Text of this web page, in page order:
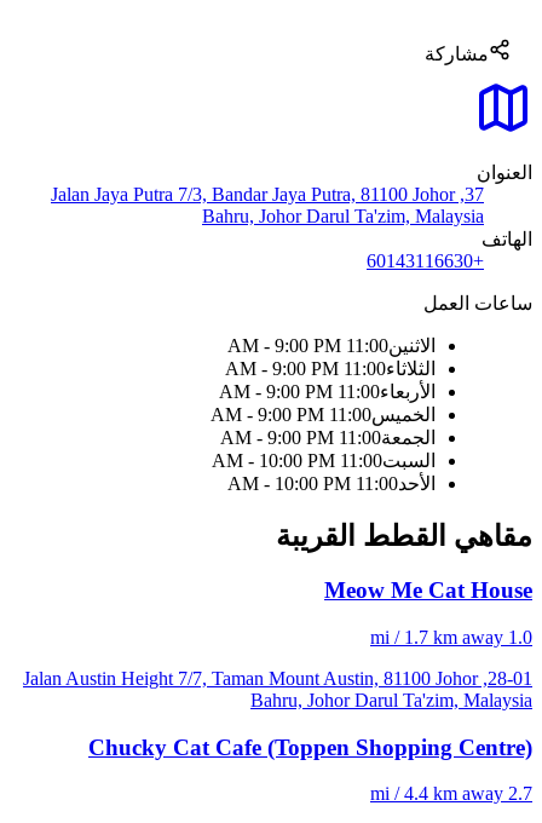
مشاركة
العنوان
37, Jalan Jaya Putra 7/3, Bandar Jaya Putra, 81100 Johor
Bahru, Johor Darul Ta'zim, Malaysia
الهاتف
+60143116630
ساعات العمل
الاثنين11:00 AM - 9:00 PM
الثلاثاء11:00 AM - 9:00 PM
الأربعاء11:00 AM - 9:00 PM
الخميس11:00 AM - 9:00 PM
الجمعة11:00 AM - 9:00 PM
السبت11:00 AM - 10:00 PM
الأحد11:00 AM - 10:00 PM
مقاهي القطط القريبة
Meow Me Cat House
1.0 mi / 1.7 km away
28-01, Jalan Austin Height 7/7, Taman Mount Austin, 81100 Johor
Bahru, Johor Darul Ta'zim, Malaysia
Chucky Cat Cafe (Toppen Shopping Centre)
2.7 mi / 4.4 km away